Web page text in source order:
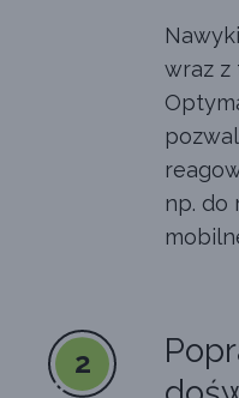
wraz z
np. do
2